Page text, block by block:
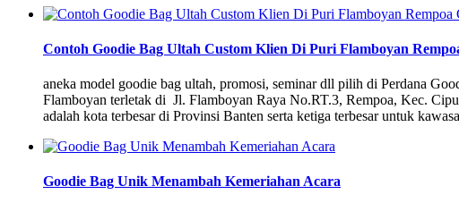
Contoh Goodie Bag Ultah Custom Klien Di Puri Flamboyan
aneka model goodie bag ultah, promosi, seminar dll pilih di Perdana
Flamboyan terletak di Jl. Flamboyan Raya No.RT.3, Rempoa, Kec.
adalah kota terbesar di Provinsi Banten serta ketiga terbesar untuk
Goodie Bag Unik Menambah Kemeriahan Acara